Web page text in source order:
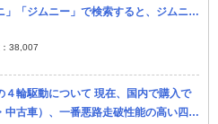
「ジムニー」で検索すると、ジムニー
る見方として、 「パジェロミニなん
38,007
４輪駆動について 現在、国内で購入で
中古車）、一番悪路走破性能の高い四駆